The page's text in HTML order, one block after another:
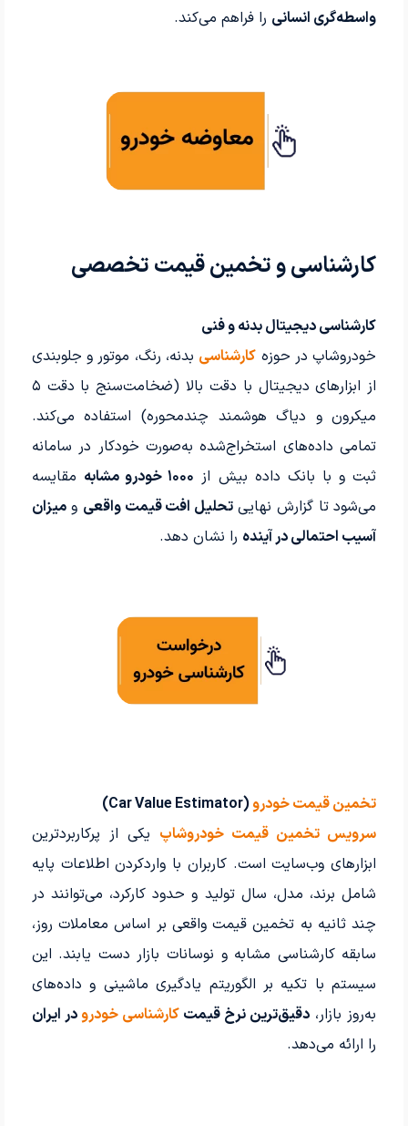
واسطه‌گری انسانی را فراهم می‌کند.
کارشناسی و تخمین قیمت تخصصی
کارشناسی دیجیتال بدنه و فنی
خودروشاپ در حوزه کارشناسی بدنه، رنگ، موتور و جلوبندی
از ابزارهای دیجیتال با دقت بالا (ضخامت‌سنج با دقت ۵
میکرون و دیاگ هوشمند چندمحوره) استفاده می‌کند.
تمامی داده‌های استخراج‌شده به‌صورت خودکار در سامانه
ثبت و با بانک داده بیش از ۱۰۰۰ خودرو مشابه
مقایسه
می‌شود تا گزارش نهاییتحلیل افت قیمت واقعی ومیزان
آسیب احتمالی در آینده را نشان دهد.
تخمین قیمت خودرو(Car Value Estimator)
سرویس تخمین قیمت خودروشاپ یکی از پرکاربردترین
ابزارهای وب‌سایت است. کاربران با واردکردن اطلاعات پایه
شامل برند، مدل، سال تولید و حدود کارکرد، می‌توانند در
چند ثانیه به تخمین قیمت واقعی بر اساس معاملات روز،
سابقه کارشناسی مشابه و نوسانات بازار دست یابند. این
سیستم با تکیه بر الگوریتم یادگیری ماشینی و داده‌های
به‌روز بازار، دقیق‌ترین نرخ قیمتکارشناسی خودرو در ایران
را ارائه می‌دهد.